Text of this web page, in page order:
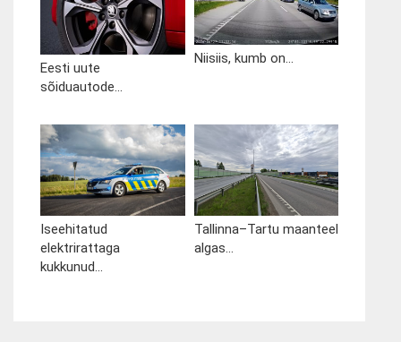
Eesti uute
sõiduautode...
Niisiis, kumb on...
Iseehitatud
elektrirattaga
kukkunud...
Tallinna–Tartu maanteel
algas...